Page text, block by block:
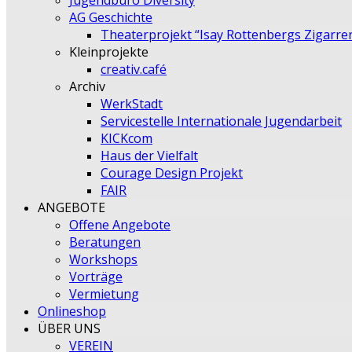
AG Geschichte
Theaterprojekt “Isay Rottenbergs
Kleinprojekte
creativ.café
Archiv
WerkStadt
Servicestelle Internationale Jugendarbeit
KICKcom
Haus der Vielfalt
Courage Design Projekt
FAIR
ANGEBOTE
Offene Angebote
Beratungen
Workshops
Vorträge
Vermietung
Onlineshop
ÜBER UNS
VEREIN